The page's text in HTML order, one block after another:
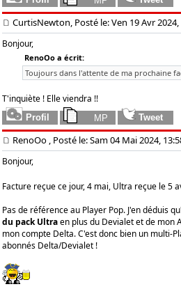
CurtisNewton, Posté le: Ven 19 Avr 2024,
Bonjour,
RenoOo a écrit:
Toujours dans l'attente de ma prochaine
T'inquiète ! Elle viendra !!
RenoOo , Posté le: Sam 04 Mai 2024,
Bonjour,
Facture reçue ce jour, 4 mai, Ultra reçue le 5
Pas de référence au Player Pop. J'en déduis qu'
du pack Ultraen plus du Devialet et de mon
mon compte Delta. C'est donc bien un multi-
abonnés Delta/Devialet !